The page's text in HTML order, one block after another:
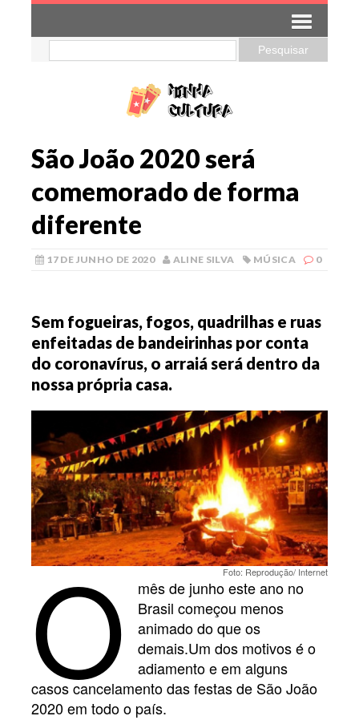
São João 2020 será
comemorado de forma
diferente
17 DE JUNHO DE 2020 ALINE SILVA MÚSICA 0
Sem fogueiras, fogos, quadrilhas e ruas
enfeitadas de bandeirinhas por conta
do coronavírus, o arraiá será dentro da
nossa própria casa.
Foto: Reprodução/ Internet
O
mês de junho este ano no
Brasil começou menos
animado do que os
demais.Um dos motivos é o
adiamento e em alguns
casos cancelamento das festas de São João
2020 em todo o país.